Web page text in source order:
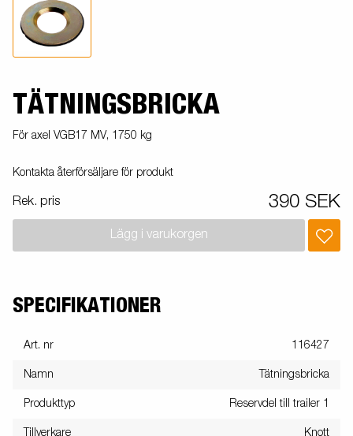
TÄTNINGSBRICKA
För axel VGB17 MV, 1750 kg
Kontakta återförsäljare för produkt
Rek. pris 390 SEK
Lägg i varukorgen
SPECIFIKATIONER
Art. nr 116427
Namn Tätningsbricka
Produkttyp Reservdel till trailer 1
Tillverkare Knott